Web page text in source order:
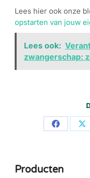
Lees hier ook onze
opstarten van jouw
Lees ook:
zwangerschap:
Share
Producten